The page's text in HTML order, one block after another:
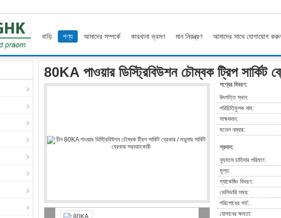
বাড়ি পণ্য আমাদের সম্পর্কে কারখানা ভ্রমণ মান নিয়ন্ত্রণ আমাদের সাথে যোগাযোগ
80KA পাওয়ার ডিস্ট্রিবিউশন চৌম্বক ট্রিপ সার্কিট
পণ্যের বিবরণ:
উৎপত্তি স্থল:
পরিচিতিমুলক নাম:
সাক্ষ্যদান:
মডেল নম্বার:
প্রদান:
ন্যূনতম চাহিদার পরিমাণ:
মূল্য:
প্যাকেজিং বিবরণ:
ডেলিভারি সময়:
পরিশোধের শর্ত:
যোগানের ক্ষমতা: